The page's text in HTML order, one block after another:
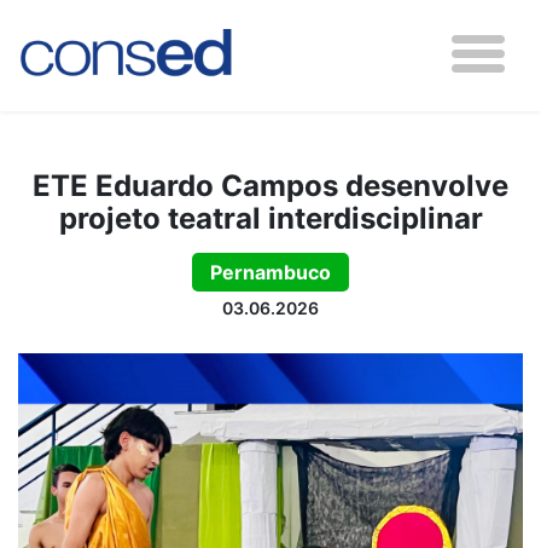
ETE Eduardo Campos desenvolve
projeto teatral interdisciplinar
Pernambuco
03.06.2026